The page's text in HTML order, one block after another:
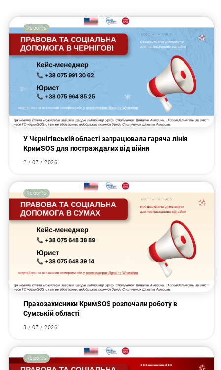
Reports
У Чернігівській області запрацювала гаряча лінія
КримSOS для постраждалих від війни
2 / 07 / 2026
Reports
Правозахисники КримSOS розпочали роботу в
Сумській області
3 / 07 / 2026
Reports